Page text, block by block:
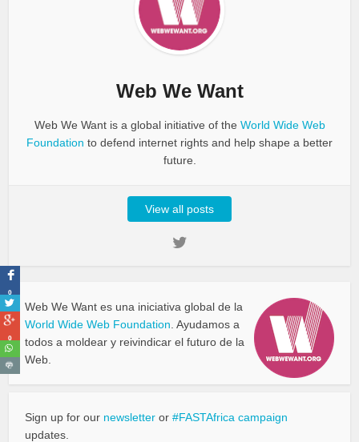
Web We Want
Web We Want is a global initiative of the World Wide Web
Foundation to defend internet rights and help shape a better
future.
View all posts
Web We Want es una iniciativa global de la
World Wide Web Foundation . Ayudamos a
todos a moldear y reivindicar el futuro de la
Web.
Sign up for our newsletter or#FASTAfrica campaign
updates.
0
0